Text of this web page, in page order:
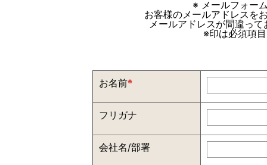
※ メールフォー
お客様のメールアドレスを
メールアドレスが間違っ
※印は必須項
お名前※
フリガナ
会社名/部署